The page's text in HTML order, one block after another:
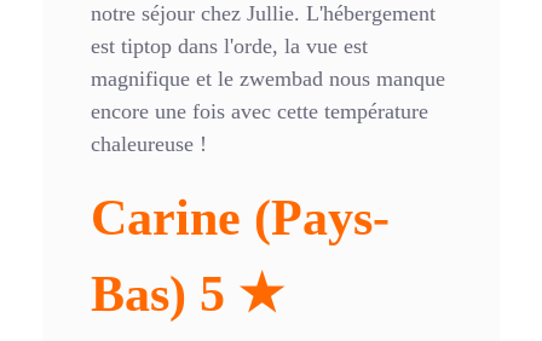
notre séjour chez Jullie. L'hébergement
est tiptop dans l'orde, la vue est
magnifique et le zwembad nous manque
encore une fois avec cette température
chaleureuse !
Carine (Pays-
Bas) 5 ★